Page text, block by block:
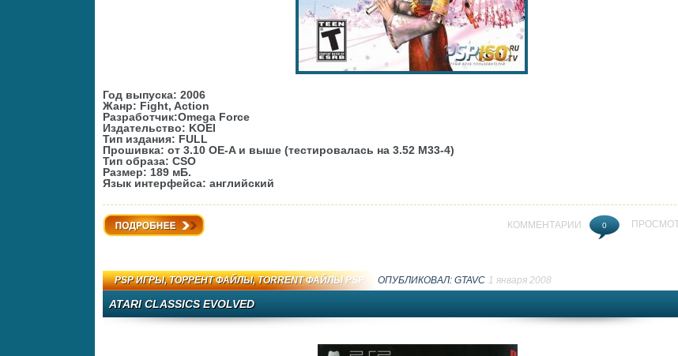
Год выпуска: 2006
Жанр: Fight, Action
Разработчик:Omega Force
Издательство: KOEI
Тип издания: FULL
Прошивка: от 3.10 OE-A и выше (тестировалась на 3.52 М33-4)
Тип образа: CSO
Размер: 189 мБ.
Язык интерфейса: английский
КОММЕНТАРИИ 0
PSP ИГРЫ,ТОРРЕНТ ФАЙЛЫ,TORRENT ФАЙЛЫ PSP ОПУБЛИКОВАЛ: GTAVC 1 января 2008
ATARI CLASSICS EVOLVED